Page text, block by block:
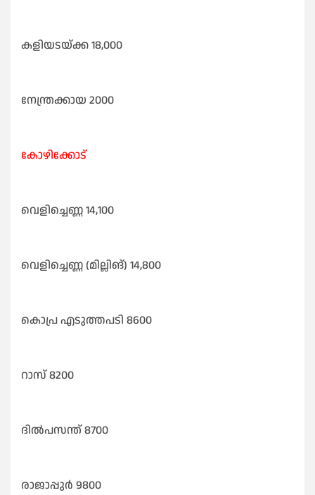
കളിയടയ്ക്ക 18,000
നേന്ത്രക്കായ 2000
കോഴിക്കോട്
വെളിച്ചെണ്ണ 14,100
വെളിച്ചെണ്ണ (മില്ലിങ്) 14,800
കൊപ്ര എടുത്തപടി 8600
റാസ് 8200
ദിൽപസന്ത്‌ 8700
രാജാപ്പുർ 9800